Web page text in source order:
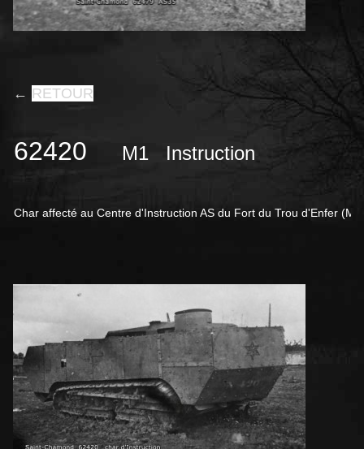
← RETOUR
62420 M1 Instruction
Char affecté au Centre d'Instruction AS du Fort du Trou d'Enfer